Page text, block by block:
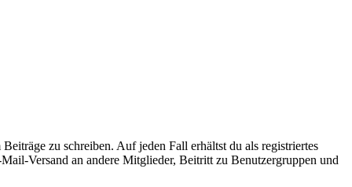
zu schreiben. Auf jeden Fall erhältst du als registriertes
Versand an andere Mitglieder, Beitritt zu Benutzergruppen und